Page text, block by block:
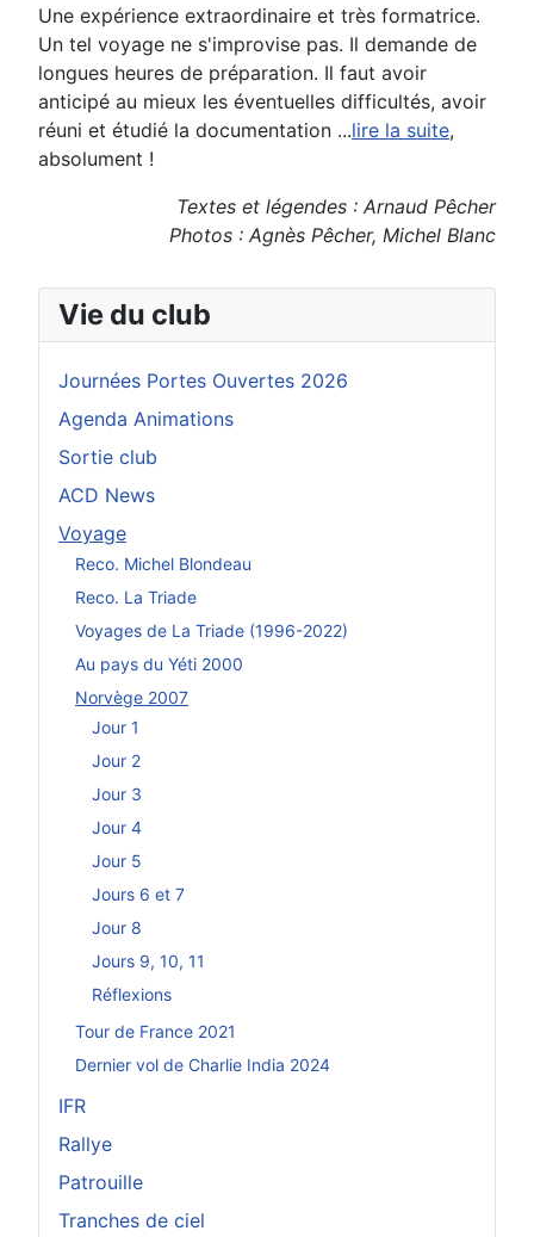
Vie du club
Journées Portes Ouvertes 2026
Agenda Animations
Sortie club
ACD News
Voyage
Reco. Michel Blondeau
Reco. La Triade
Voyages de La Triade (1996-2022)
Au pays du Yéti 2000
Norvège 2007
Jour 1
Jour 2
Jour 3
Jour 4
Jour 5
Jours 6 et 7
Jour 8
Jours 9, 10, 11
Réflexions
Tour de France 2021
Dernier vol de Charlie India 2024
IFR
Rallye
Patrouille
Tranches de ciel
Une expérience extraordinaire et très formatrice.
Un tel voyage ne s'improvise pas. Il demande de
longues heures de préparation. Il faut avoir
anticipé au mieux les éventuelles difficultés, avoir
réuni et étudié la documentation ...lire la suite,
absolument !
Textes et légendes : Arnaud Pêcher
Photos : Agnès Pêcher, Michel Blanc